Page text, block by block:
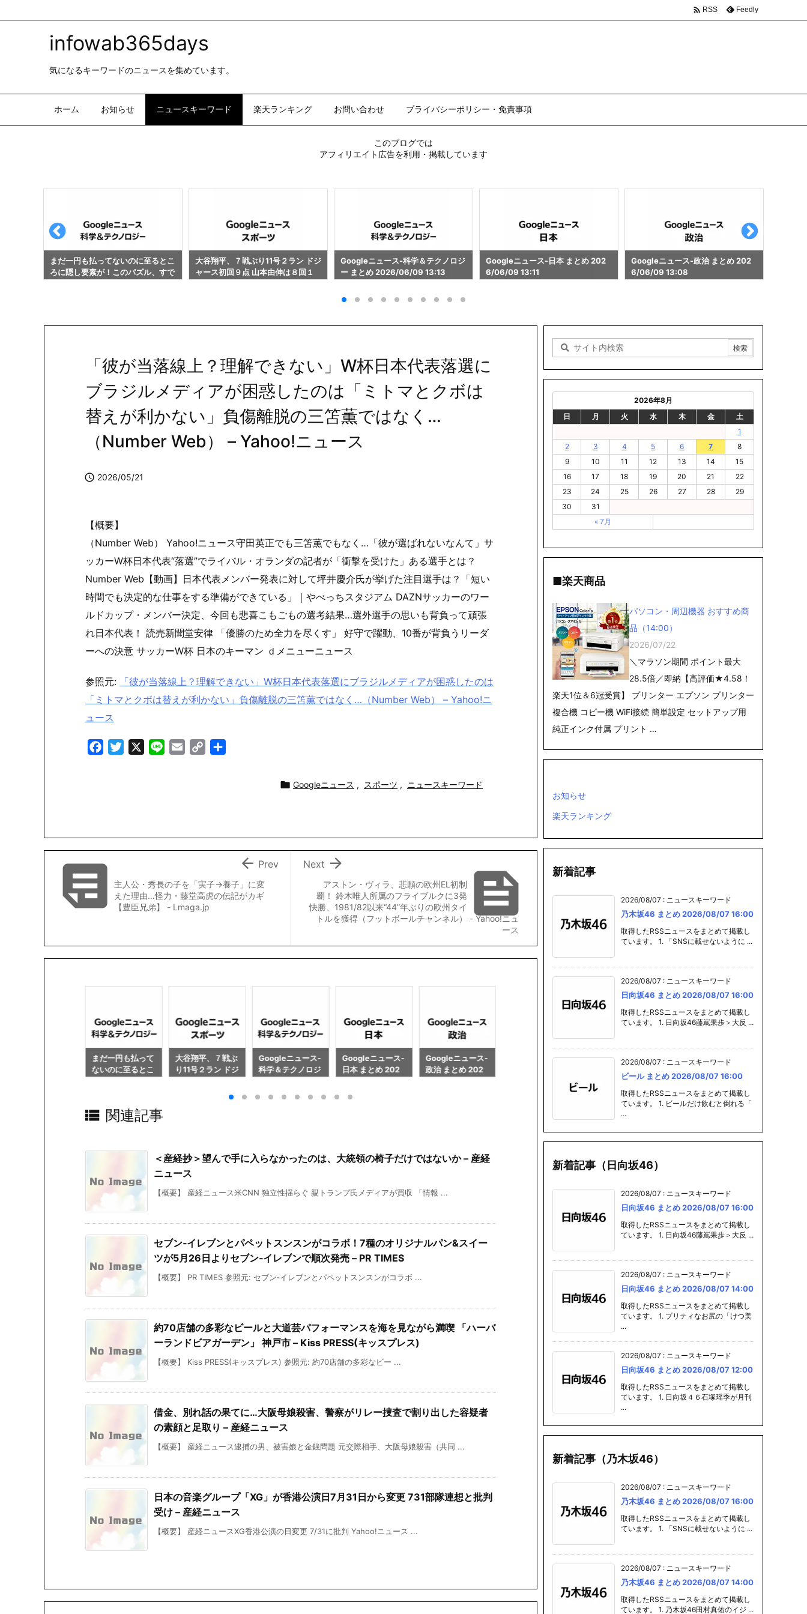
infowab365days
気になるキーワードのニュースを集めています。
ホーム お知らせ ニュースキーワード 楽天ランキング お問い合わせ プライバシーポリシー・免責事項
 RSS Feedly
このブログでは
アフィリエイト広告を利用・掲載しています
大谷翔平、７戦ぶり11号２ラン ドジ
ャース初回９点 山本由伸は８回１
Googleニュース-科学＆テクノロジ
ー まとめ 2026/06/09 13:13
Googleニュース-日本 まとめ 202
6/06/09 13:11
Googleニュース-政治 まとめ 202
6/06/09 13:08
Googleニュース-企業・ビジネス
まとめ 2026/06/09 13:07
「彼が当落線上？理解できない」W杯日本代表落選に
ブラジルメディアが困惑したのは「ミトマとクボは
替えが利かない」負傷離脱の三笘薫ではなく…
（Number Web） – Yahoo!ニュース
 2026/05/21
【概要】
（Number Web） Yahoo!ニュース守田英正でも三笘薫でもなく…「彼が選ばれないなんて」サ
ッカーW杯日本代表“落選”でライバル・オランダの記者が「衝撃を受けた」ある選手とは？
Number Web【動画】日本代表メンバー発表に対して坪井慶介氏が挙げた注目選手は？「短い
時間でも決定的な仕事をする準備ができている」｜やべっちスタジアム DAZNサッカーのワー
ルドカップ・メンバー決定、今回も悲喜こもごもの選考結果…選外選手の思いも背負って頑張
れ日本代表！ 読売新聞堂安律 「優勝のため全力を尽くす」 好守で躍動、10番が背負うリーダ
ーへの決意 サッカーW杯 日本のキーマン ｄメニューニュース
参照元:
「彼が当落線上？理解できない」W杯日本代表落選にブラジルメディアが困惑したのは
「ミトマとクボは替えが利かない」負傷離脱の三笘薫ではなく…（Number Web） – Yahoo!ニ
ュース
o
r
n
 Googleニュース , スポーツ , ニュースキーワード

アストン・ヴィラ、悲願の欧州EL初制
覇！ 鈴木唯人所属のフライブルクに3発
快勝、1981/82以来“44”年ぶりの欧州タイ
トルを獲得（フットボールチャンネル） - Yahoo!ニュ
ース

Next
主人公・秀長の子を「実子→養子」に変
えた理由…怪力・藤堂高虎の伝記がカギ
【豊臣兄弟】 - Lmaga.jp
 Prev
大谷翔平、７戦ぶ
り11号２ラン ドジ
速報中 – 日刊スポ
Googleニュース-
科学＆テクノロジ
Googleニュース-
日本 まとめ 202
Googleニュース-
政治 まとめ 202
Googleニュース-
企業・ビジネス
Googleニュース-
Googleニュース-
026/06/09 13:0
2
Googleニュース-
026/06/09 13:0
0
 関連記事
＜産経抄＞望んで手に入らなかったのは、大統領の椅子だけではないか – 産経
ニュース
【概要】 産経ニュース米CNN 独立性揺らぐ 親トランプ氏メディアが買収 「情報 ...
セブン‐イレブンとパペットスンスンがコラボ！7種のオリジナルパン&スイー
ツが5月26日よりセブン‐イレブンで順次発売 – PR TIMES
【概要】 PR TIMES 参照元: セブン‐イレブンとパペットスンスンがコラボ ...
約70店舗の多彩なビールと大道芸パフォーマンスを海を見ながら満喫 「ハーバ
ーランドビアガーデン」 神戸市 – Kiss PRESS(キッスプレス)
【概要】 Kiss PRESS(キッスプレス) 参照元: 約70店舗の多彩なビー ...
借金、別れ話の果てに…大阪母娘殺害、警察がリレー捜査で割り出した容疑者
の素顔と足取り – 産経ニュース
【概要】 産経ニュース逮捕の男、被害娘と金銭問題 元交際相手、大阪母娘殺害（共同 ...
日本の音楽グループ「XG」が香港公演日7月31日から変更 731部隊連想と批判
受け – 産経ニュース
【概要】 産経ニュースXG香港公演の日変更 7/31に批判 Yahoo!ニュース ...
2026年8月
日
月 火 水 木 金
土
1
2
3 4 5 6 7
8
9
10 11 12 13 14
15
16
17 18 19 20 21
22
23
24 25 26 27 28
29
30
31
« 7月
■楽天商品
パソコン・周辺機器 おすすめ商
品（14:00）
2026/07/22
＼マラソン期間 ポイント最大
28.5倍／即納【高評価★4.58！
楽天1位＆6冠受賞】 プリンター エプソン プリンター
複合機 コピー機 WiFi接続 簡単設定 セットアップ用
純正インク付属 プリント …
お知らせ
楽天ランキング
新着記事
2026/08/07 : ニュースキーワード
乃木坂46 まとめ 2026/08/07 16:00
取得したRSSニュースをまとめて掲載し
ています。 1. 「SNSに載せないように ...
2026/08/07 : ニュースキーワード
日向坂46 まとめ 2026/08/07 16:00
取得したRSSニュースをまとめて掲載し
ています。 1. 日向坂46藤嶌果歩＞大反 ...
2026/08/07 : ニュースキーワード
ビール まとめ 2026/08/07 16:00
取得したRSSニュースをまとめて掲載し
ています。 1. ビールだけ飲むと倒れる「
...
新着記事（日向坂46）
2026/08/07 : ニュースキーワード
日向坂46 まとめ 2026/08/07 16:00
取得したRSSニュースをまとめて掲載し
ています。 1. 日向坂46藤嶌果歩＞大反 ...
2026/08/07 : ニュースキーワード
日向坂46 まとめ 2026/08/07 14:00
取得したRSSニュースをまとめて掲載し
ています。 1. プリティなお尻の「けつ美
...
2026/08/07 : ニュースキーワード
日向坂46 まとめ 2026/08/07 12:00
取得したRSSニュースをまとめて掲載し
ています。 1. 日向坂４６石塚瑶季が月刊
...
新着記事（乃木坂46）
2026/08/07 : ニュースキーワード
乃木坂46 まとめ 2026/08/07 16:00
取得したRSSニュースをまとめて掲載し
ています。 1. 「SNSに載せないように ...
2026/08/07 : ニュースキーワード
乃木坂46 まとめ 2026/08/07 14:00
取得したRSSニュースをまとめて掲載し
ています。 1. 乃木坂46田村真佑のイジ ...